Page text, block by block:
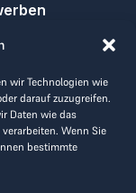
wir Technologien wie
darauf zuzugreifen.
Daten wie das
Wenn Sie
bestimmte
weiter.